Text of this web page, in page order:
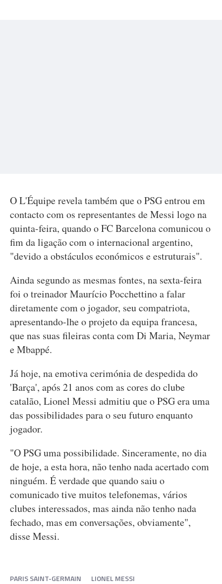
O L'Équipe revela também que o PSG entrou em
contacto com os representantes de Messi logo na
quinta-feira, quando o FC Barcelona comunicou o
fim da ligação com o internacional argentino,
"devido a obstáculos económicos e estruturais".
Ainda segundo as mesmas fontes, na sexta-feira
foi o treinador Maurício Pocchettino a falar
diretamente com o jogador, seu compatriota,
apresentando-lhe o projeto da equipa francesa,
que nas suas fileiras conta com Di Maria, Neymar
e Mbappé.
Já hoje, na emotiva cerimónia de despedida do
'Barça', após 21 anos com as cores do clube
catalão, Lionel Messi admitiu que o PSG era uma
das possibilidades para o seu futuro enquanto
jogador.
"O PSG uma possibilidade. Sinceramente, no dia
de hoje, a esta hora, não tenho nada acertado com
ninguém. É verdade que quando saiu o
comunicado tive muitos telefonemas, vários
clubes interessados, mas ainda não tenho nada
fechado, mas em conversações, obviamente",
disse Messi.
PARIS SAINT-GERMAIN LIONEL MESSI